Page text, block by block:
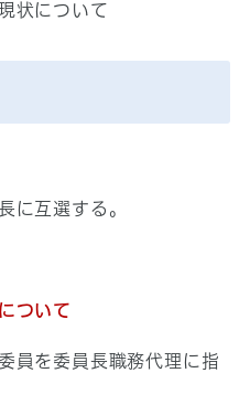
状について
互選する。
ついて
を委員長職務代理に指